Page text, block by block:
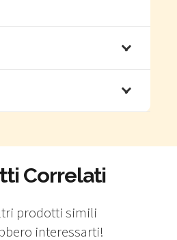
Correlati
prodotti simili
interessarti!
NUTRI-
BATH
Flacone
NUTRI-